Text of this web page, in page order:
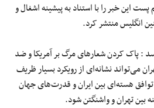
پست این خبر را با استناد به پیشینه اشغال و
انگلیس منتشر کرد.
: پاک کردن شعارهای مرگ بر آمریکا و ضد
می‌تواند نشانه‌ای از رویکرد بسیار ظریف
هسته‌ای بین ایران و قدرت‌های جهان
بین تهران و واشنگتن شود.